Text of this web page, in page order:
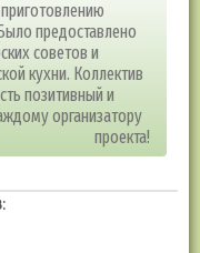
предоставлено
советов и
кухни. Коллектив
позитивный и
организатору
проекта!
: